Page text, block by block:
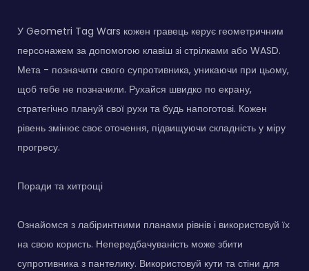
У Geometri Tag Wars кожен гравець керує геометричним
персонажем за допомогою клавіш зі стрілками або WASD.
Мета - позначити свого супротивника, уникаючи при цьому,
щоб тебе не позначили. Рухайся швидко по екрану,
стратегічно плануй свої рухи та будь напоготові. Кожен
рівень змінює своє оточення, підвищуючи складність у міру
прогресу.
Поради та хитрощі
Ознайомся з лабіринтними планами рівнів і використовуй їх
на свою користь. Непередбачуваність може збити
супротивника з пантелику. Використовуй кути та стіни для